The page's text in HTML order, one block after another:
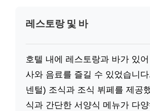
레스토랑 및 바
호텔 내에 레스토랑과 바가 있
사와 음료를 즐길 수 있었습니
넨털) 조식과 조식 뷔페를 제공
식과 간단한 서양식 메뉴가 다